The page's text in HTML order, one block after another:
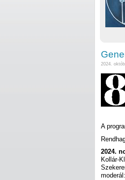
2024.
A
2024.
Kollár-